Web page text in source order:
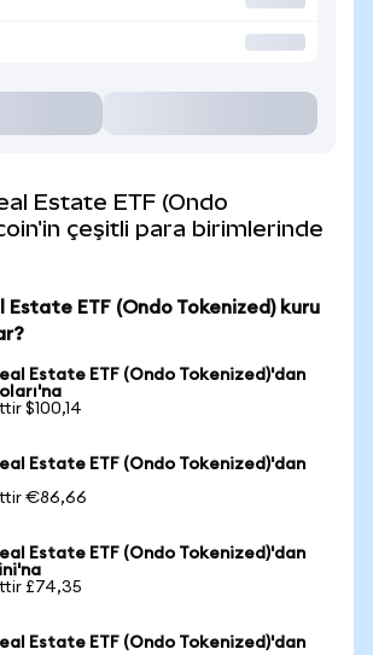
Estate ETF (Ondo
çeşitli para birimlerinde
Estate ETF (Ondo Tokenized) kuru
Estate ETF (Ondo Tokenized)'dan
$100,14
Estate ETF (Ondo Tokenized)'dan
€86,66
Estate ETF (Ondo Tokenized)'dan
£74,35
Estate ETF (Ondo Tokenized)'dan